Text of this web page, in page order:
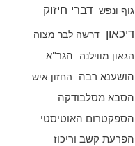
גוף ונפש דברי חיזוק
דיכאון דרשה לבר מצוה
הגאון מווילנה
הגר"א
הושענא רבה
החזון איש
הסבא מסלבודקה
הספקטרום האוטיסטי
הפרעת קשב וריכוז